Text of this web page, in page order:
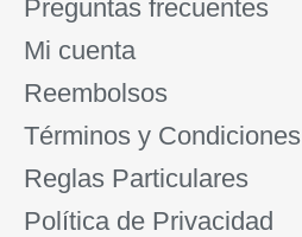
Preguntas frecuentes
Mi cuenta
Reembolsos
Términos y Condiciones
Reglas Particulares
Política de Privacidad